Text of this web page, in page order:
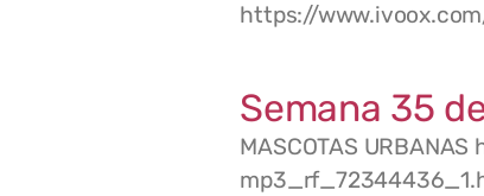
https://
Semana 35
MASCOTAS